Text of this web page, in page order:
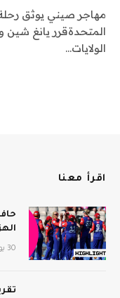
مهاجر صيني يوثق
المتحدةقرر يانغ شين
الولايات…
اقرأ معنا
30 يوليو، 2026